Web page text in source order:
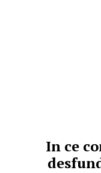
In ce